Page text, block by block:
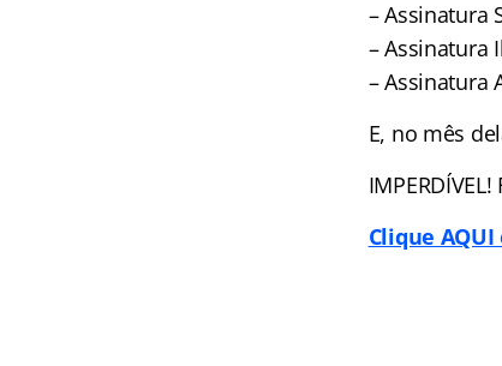
– Assinatura
– Assinatura
– Assinatura
E, no mês
Clique AQUI